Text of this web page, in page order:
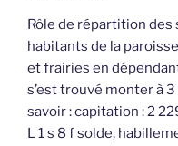
Rôle de répartition
habitants de la
et frairies en
s’est trouvé monter à
savoir : capitation : 2
L 1 s 8 f solde,